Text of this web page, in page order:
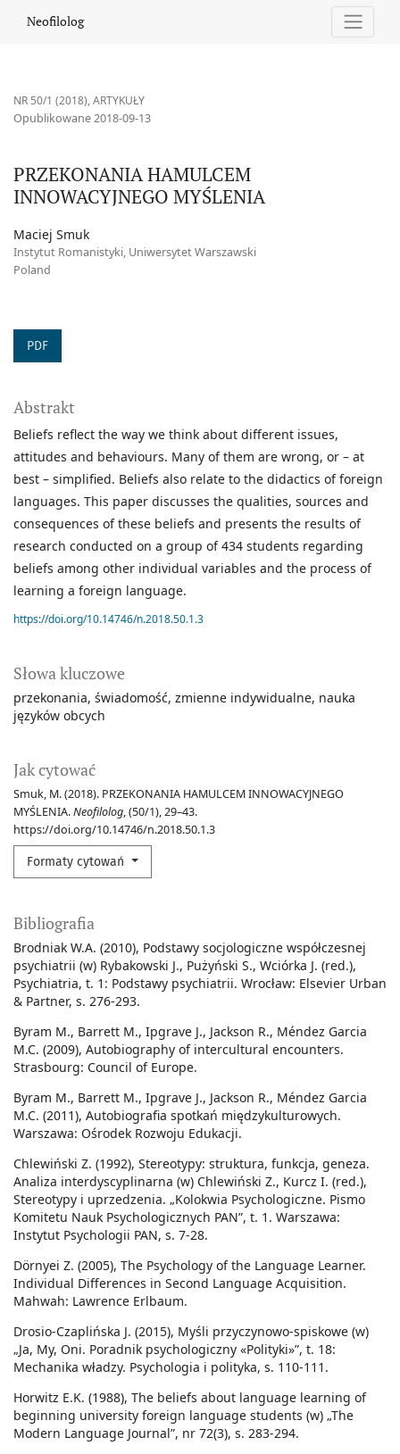
PRZEKONANIA HAMULCEM INNOWACYJNEGO MYŚLENIA
Neofilolog
NR 50/1 (2018),ARTYKUŁY
PRZEKONANIA HAMULCEM
INNOWACYJNEGO MYŚLENIA
Opublikowane 2018-09-13
Maciej Smuk
Instytut Romanistyki, Uniwersytet Warszawski
Poland
PDF
Słowa kluczowe
przekonania świadomość zmienne indywidualne nauka
języków obcych
Jak cytować
Smuk, M. (2018). PRZEKONANIA HAMULCEM INNOWACYJNEGO
MYŚLENIA.Neofilolog, (50/1), 29–43.
https://doi.org/10.14746/n.2018.50.1.3
Formaty cytowań
Abstrakt
Beliefs reflect the way we think about different issues,
attitudes and behaviours. Many of them are wrong, or – at
best – simplified. Beliefs also relate to the didactics of foreign
languages. This paper discusses the qualities, sources and
consequences of these beliefs and presents the results of
research conducted on a group of 434 students regarding
beliefs among other individual variables and the process of
learning a foreign language.
https://doi.org/10.14746/n.2018.50.1.3
Bibliografia
Brodniak W.A. (2010), Podstawy socjologiczne współczesnej
psychiatrii (w) Rybakowski J., Pużyński S., Wciórka J. (red.),
Psychiatria, t. 1: Podstawy psychiatrii. Wrocław: Elsevier Urban
& Partner, s. 276-293.
Byram M., Barrett M., Ipgrave J., Jackson R., Méndez Garcia
M.C. (2009), Autobiography of intercultural encounters.
Strasbourg: Council of Europe.
Byram M., Barrett M., Ipgrave J., Jackson R., Méndez Garcia
M.C. (2011), Autobiografia spotkań międzykulturowych.
Warszawa: Ośrodek Rozwoju Edukacji.
Chlewiński Z. (1992), Stereotypy: struktura, funkcja, geneza.
Analiza interdyscyplinarna (w) Chlewiński Z., Kurcz I. (red.),
Stereotypy i uprzedzenia. „Kolokwia Psychologiczne. Pismo
Komitetu Nauk Psychologicznych PAN”, t. 1. Warszawa:
Instytut Psychologii PAN, s. 7-28.
Dörnyei Z. (2005), The Psychology of the Language Learner.
Individual Differences in Second Language Acquisition.
Mahwah: Lawrence Erlbaum.
Drosio-Czaplińska J. (2015), Myśli przyczynowo-spiskowe (w)
„Ja, My, Oni. Poradnik psychologiczny «Polityki»”, t. 18:
Mechanika władzy. Psychologia i polityka, s. 110-111.
Horwitz E.K. (1988), The beliefs about language learning of
beginning university foreign language students (w) „The
Modern Language Journal”, nr 72(3), s. 283-294.